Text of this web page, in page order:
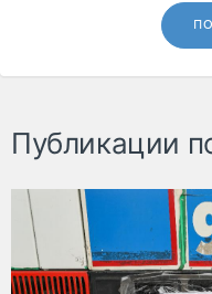
Публикации